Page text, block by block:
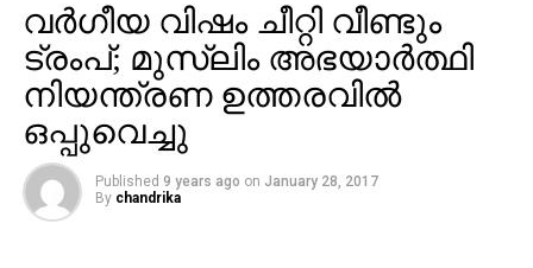
വര്‍ഗീയ വിഷം ചീറ്റി വീണ്ടും
ട്രംപ്; മുസ്‌ലിം അഭയാര്‍ത്ഥി
നിയന്ത്രണ ഉത്തരവില്‍
ഒപ്പുവെച്ചു
Published 9 years ago on January 28, 2017
By chandrika